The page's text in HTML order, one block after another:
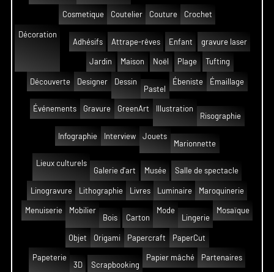
Cosmetique Coutelier Couture Crochet
Décoration
Adhésifs
Attrape-rêves Enfant gravure laser
Jardin Maison Noël Plage Tufting
Découverte Designer
Dessin
Pastel
Ébeniste Émaillage
Événements Gravure GreenArt
Illustration
Risographie
Infographie Interview
Jouets
Marionnette
Lieux culturels
Galerie d'art
Musée Salle de spectacle
Linogravure Lithographie Livres Luminaire Maroquinerie
Menuiserie
Mobilier
Bois
Carton
Mode
Lingerie
Mosaïque
Objet Origami Papercraft PaperCut
Papeterie
3D
Scrapbooking
Papier mâché Partenaires